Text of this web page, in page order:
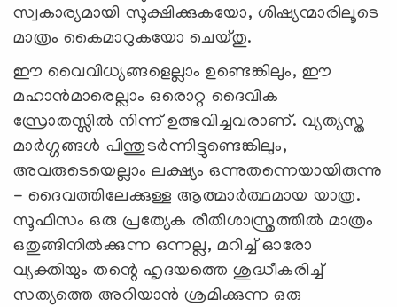
സ്വകാര്യമായി സൂക്ഷിക്കുകയോ, ശിഷ്യന്മാരിലൂടെ
മാത്രം കൈമാറുകയോ ചെയ്തു.
ഈ വൈവിധ്യങ്ങളെല്ലാം ഉണ്ടെങ്കിലും, ഈ
മഹാൻമാരെല്ലാം ഒരൊറ്റ ദൈവിക
സ്രോതസ്സിൽ നിന്ന് ഉത്ഭവിച്ചവരാണ്. വ്യത്യസ്ത
മാർഗ്ഗങ്ങൾ പിന്തുടർന്നിട്ടുണ്ടെങ്കിലും,
അവരുടെയെല്ലാം ലക്ഷ്യം ഒന്നുതന്നെയായിരുന്നു
- ദൈവത്തിലേക്കുള്ള ആത്മാർത്ഥമായ യാത്ര.
സൂഫിസം ഒരു പ്രത്യേക രീതിശാസ്ത്രത്തിൽ മാത്രം
ഒതുങ്ങിനിൽക്കുന്ന ഒന്നല്ല, മറിച്ച് ഓരോ
വ്യക്തിയും തന്റെ ഹൃദയത്തെ ശുദ്ധീകരിച്ച്
സത്യത്തെ അറിയാൻ ശ്രമിക്കുന്ന ഒരു